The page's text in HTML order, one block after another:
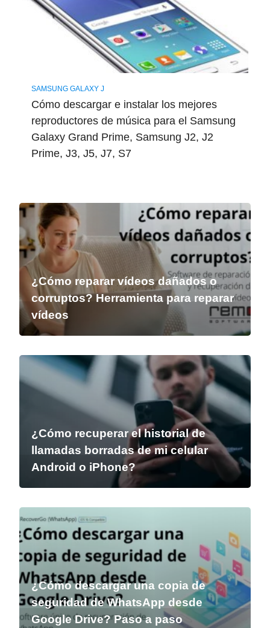
SAMSUNG GALAXY J
Cómo descargar e instalar los mejores
reproductores de música para el Samsung
Galaxy Grand Prime, Samsung J2, J2
Prime, J3, J5, J7, S7
¿Cómo reparar vídeos dañados o
corruptos? Herramienta para reparar
vídeos
¿Cómo recuperar el historial de
llamadas borradas de mi celular
Android o iPhone?
¿Cómo descargar una copia de
seguridad de WhatsApp desde
Google Drive? Paso a paso